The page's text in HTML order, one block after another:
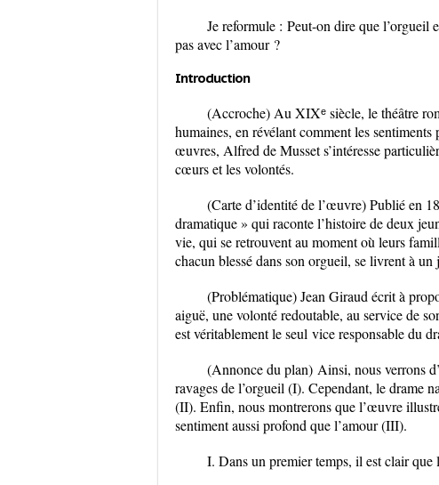
Je reformule : Peut-on dire que l’orgueil
pas avec l’amour?
Introduction
(Accroche) Au XIXᵉ siècle, le théâtre
humaines, en révélant comment les
œuvres, Alfred de Musset s’intéresse
cœurs et les volontés.
(Carte d’identité de l’œuvre) Publié en
dramatique » qui raconte l’histoire de deux
vie, qui se retrouvent au moment où leurs
chacun blessé dans son orgueil, se livrent à
(Problématique) Jean Giraud écrit à
aiguë, une volonté redoutable, au service de
est véritablementle seul vice responsable du
(Annonce du plan) Ainsi, nous verrons
ravages de l’orgueil (I). Cependant, le drame
(II). Enfin, nous montrerons que l’œuvre
sentiment aussi profond que l’amour(III).
I. Dans un premier temps, il est clair que